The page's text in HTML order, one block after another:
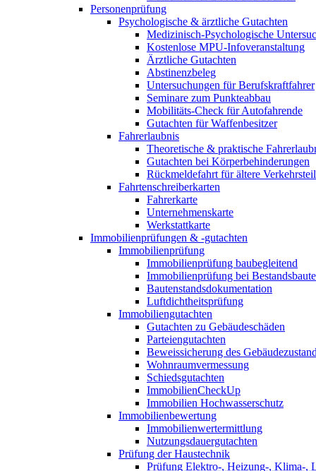
Personenprüfung
Psychologische & ärztliche Gutachten
Medizinisch-Psychologische
Kostenlose MPU-Infoveranstaltung
Ärztliche Gutachten
Abstinenzbeleg
Untersuchungen für Berufskraftfahrer
Seminare zum Punkteabbau
Mobilitäts-Check für Autofahrende
Gutachten für Waffenbesitzer
Fahrerlaubnis
Theoretische & praktische
Gutachten bei Körperbehinderungen
Rückmeldefahrt für ältere
Fahrtenschreiberkarten
Fahrerkarte
Unternehmenskarte
Werkstattkarte
Immobilienprüfungen & -gutachten
Immobilienprüfung
Immobilienprüfung baubegleitend
Immobilienprüfung bei
Bautenstandsdokumentation
Luftdichtheitsprüfung
Immobiliengutachten
Gutachten zu Gebäudeschäden
Parteiengutachten
Beweissicherung des
Wohnraumvermessung
Schiedsgutachten
ImmobilienCheckUp
Immobilien Hochwasserschutz
Immobilienbewertung
Immobilienwertermittlung
Nutzungsdauergutachten
Prüfung der Haustechnik
Prüfung Elektro-, Heizung-, Klima-,